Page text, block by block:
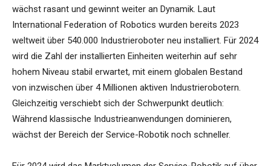
wächst rasant und gewinnt weiter an Dynamik. Laut
International Federation of Robotics wurden bereits 2023
weltweit über 540.000 Industrieroboter neu installiert. Für 2024
wird die Zahl der installierten Einheiten weiterhin auf sehr
hohem Niveau stabil erwartet, mit einem globalen Bestand
von inzwischen über 4 Millionen aktiven Industrierobotern.
Gleichzeitig verschiebt sich der Schwerpunkt deutlich:
Während klassische Industrieanwendungen dominieren,
wächst der Bereich der Service-Robotik noch schneller.